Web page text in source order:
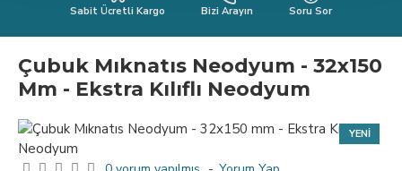
Sabit Ücretli Kargo Bizi Arayın Soru Sor
Çubuk Mıknatıs Neodyum - 32x150
Mm - Ekstra Kılıflı Neodyum
YENI